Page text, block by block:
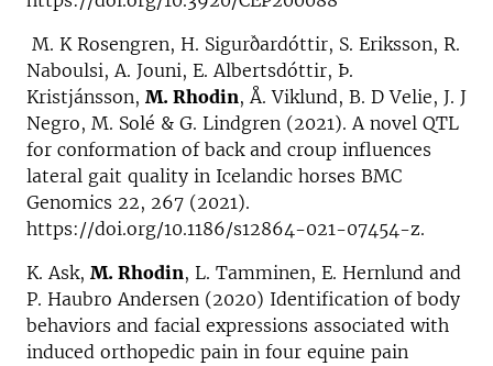
M. K Rosengren, H. Sigurðardóttir, S. Eriksson, R.
Naboulsi, A. Jouni, E. Albertsdóttir, Þ.
Kristjánsson, M. Rhodin, Å. Viklund, B. D Velie, J. J
Negro, M. Solé & G. Lindgren (2021). A novel QTL
for conformation of back and croup influences
lateral gait quality in Icelandic horses BMC
Genomics 22, 267 (2021).
https://doi.org/10.1186/s12864-021-07454-z.
K. Ask, M. Rhodin, L. Tamminen, E. Hernlund and
P. Haubro Andersen (2020) Identification of body
behaviors and facial expressions associated with
induced orthopedic pain in four equine pain